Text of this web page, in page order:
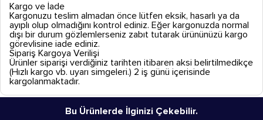
Kargo ve İade
Kargonuzu teslim almadan önce lütfen eksik, hasarlı ya da
ayıplı olup olmadığını kontrol ediniz. Eğer kargonuzda normal
dışı bir durum gözlemlerseniz zabıt tutarak ürününüzü kargo
görevlisine iade ediniz.
Sipariş Kargoya Verilişi
Ürünler siparişi verdiğiniz tarihten itibaren aksi belirtilmedikçe
(Hızlı kargo vb. uyarı simgeleri.) 2 iş günü içerisinde
kargolanmaktadır.
Bu Ürünlerde İlginizi Çekebilir.